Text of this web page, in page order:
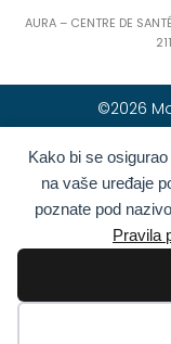
Kako bi se
na vaše uređaje
poznate pod
Pravila
AURA – CENTRE DE
©2026
Hrvatski(
Deutsch (
Română (